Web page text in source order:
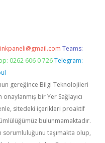
Teams:
0262 606 0 726 Telegram:
gereğince Bilgi Teknolojileri
bir Yer Sağlayıcı
sitedeki içerikleri proaktif
bulunmamaktadır.
sorumluluğunu taşımakta olup,